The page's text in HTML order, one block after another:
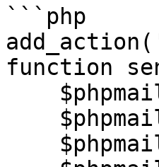
```php
function